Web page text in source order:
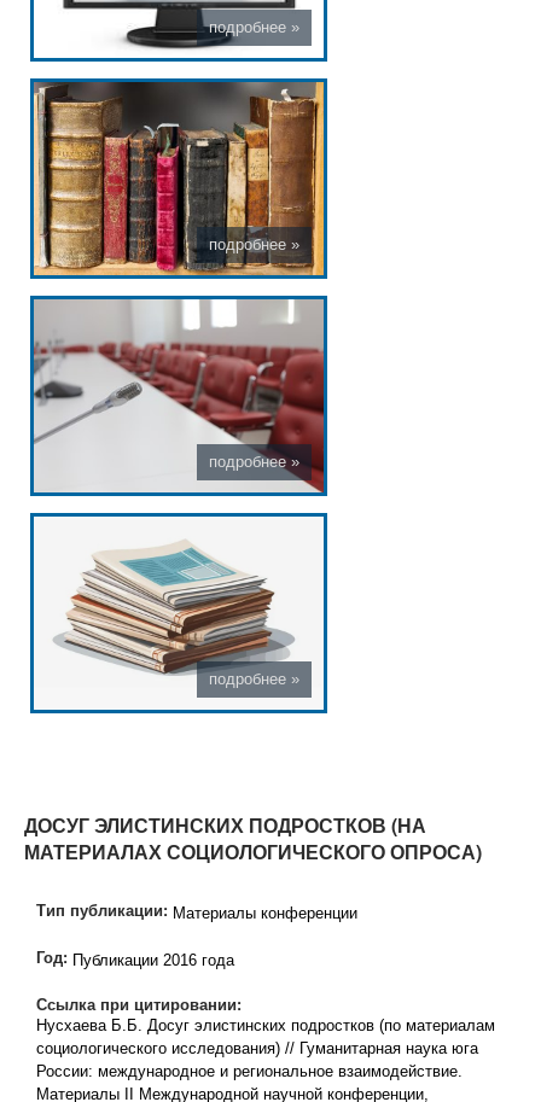
ДОСУГ ЭЛИСТИНСКИХ ПОДРОСТКОВ (НА
МАТЕРИАЛАХ СОЦИОЛОГИЧЕСКОГО ОПРОСА)
Тип публикации: Материалы конференции
Год: Публикации 2016 года
Ссылка при цитировании:
Нусхаева Б.Б. Досуг элистинских подростков (по материалам
социологического исследования) // Гуманитарная наука юга
России: международное и региональное взаимодействие.
Материалы II Международной научной конференции,